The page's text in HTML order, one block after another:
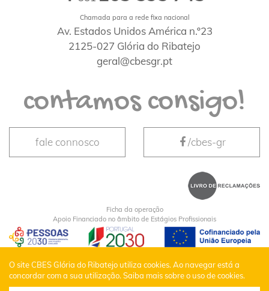
Chamada para a rede fixa nacional
Av. Estados Unidos América n.º23
2125-027 Glória do Ribatejo
geral@cbesgr.pt
contamos consigo!
fale connosco /cbes-gr
Ficha da operação
Apoio Financiado no âmbito de Estágios Profissionais
CBES Glória do Ribatejo © Todos os Direitos
Reservados |Política de Privacidade
O site CBES Glória do Ribatejo utiliza cookies. Ao navegar está a
concordar com a sua utilização. Saiba mais sobre o uso de cookies.